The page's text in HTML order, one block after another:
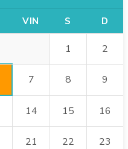
VIN S D
1 2
7 8 9
14 15 16
21 22 23